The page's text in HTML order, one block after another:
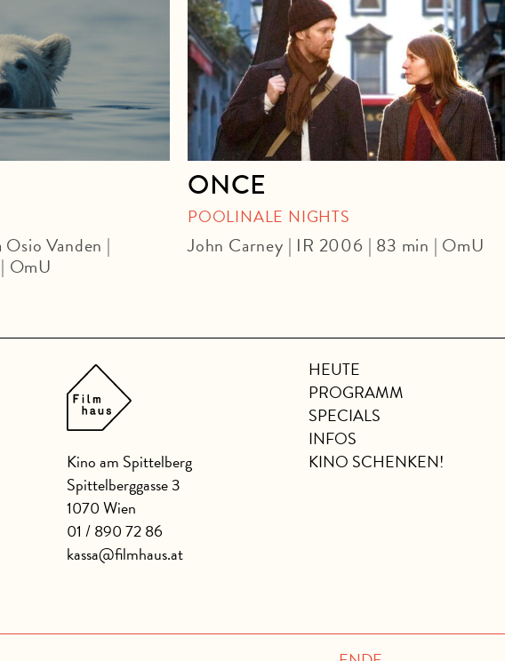
Vanden |
OmU
ONCE
POOLINALE NIGHTS
John Carney | IR 2006 | 83 min | OmU
Kino am Spittelberg
Spittelberggasse 3
1070 Wien
01 / 890 72 86
kassa@filmhaus.at
HEUTE
PROGRAMM
SPECIALS
INFOS
KINO SCHENKEN!